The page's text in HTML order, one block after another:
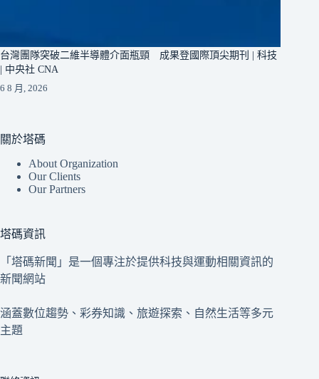
台灣團隊突破二維半導體介面瓶頸 成果登國際頂尖期刊 | 科技
| 中央社 CNA
6 8 月, 2026
關於塔碼
About Organization
Our Clients
Our Partners
塔碼資訊
「塔碼新聞」是一個專注於提供科技與運動相關資訊的
新聞網站
涵蓋數位趨勢、彩券知識、旅遊探索、自然生活等多元
主題